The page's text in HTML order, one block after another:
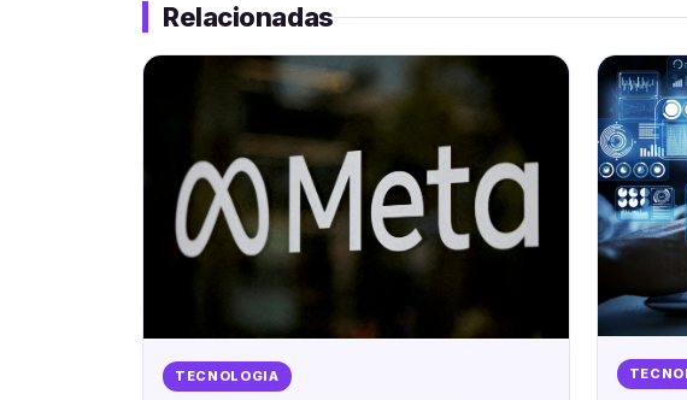
Relacionadas
TECNOLOGIA